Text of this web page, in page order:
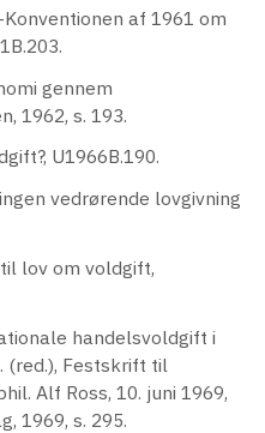
af 1961 om
gennem
1962, s. 193.
U1966B.190.
vedrørende lovgivning
lov om voldgift,
handelsvoldgift i
(red.), Festskrift til
Alf Ross, 10. juni 1969,
1969, s. 295.